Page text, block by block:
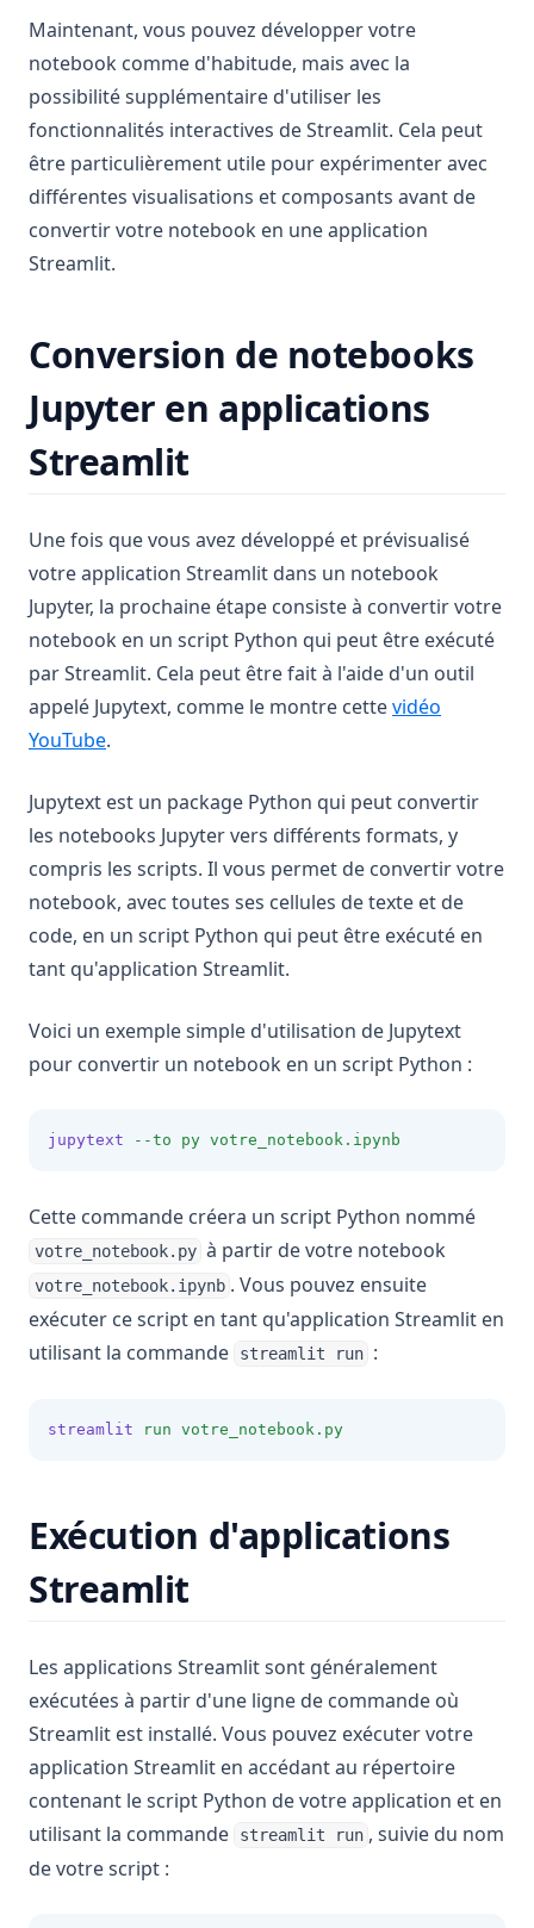
Maintenant, vous pouvez développer votre
notebook comme d'habitude, mais avec la
possibilité supplémentaire d'utiliser les
fonctionnalités interactives de Streamlit. Cela peut
être particulièrement utile pour expérimenter avec
différentes visualisations et composants avant de
convertir votre notebook en une application
Streamlit.
Conversion de notebooks
Jupyter en applications
Streamlit
Une fois que vous avez développé et prévisualisé
votre application Streamlit dans un notebook
Jupyter, la prochaine étape consiste à convertir votre
notebook en un script Python qui peut être exécuté
par Streamlit. Cela peut être fait à l'aide d'un outil
appelé Jupytext, comme le montre cettevidéo
YouTube(opens in a new tab)
.
Jupytext est un package Python qui peut convertir
les notebooks Jupyter vers différents formats, y
compris les scripts. Il vous permet de convertir votre
notebook, avec toutes ses cellules de texte et de
code, en un script Python qui peut être exécuté en
tant qu'application Streamlit.
Voici un exemple simple d'utilisation de Jupytext
pour convertir un notebook en un script Python :
jupytext --to py votre_notebook.ipynb
Cette commande créera un script Python nommé
votre_notebook.py à partir de votre notebook
votre_notebook.ipynb . Vous pouvez ensuite
exécuter ce script en tant qu'application Streamlit en
utilisant la commande
streamlit run :
streamlit run votre_notebook.py
Exécution d'applications
Streamlit
Les applications Streamlit sont généralement
exécutées à partir d'une ligne de commande où
Streamlit est installé. Vous pouvez exécuter votre
application Streamlit en accédant au répertoire
contenant le script Python de votre application et en
utilisant la commande
streamlit run , suivie du nom
de votre script :